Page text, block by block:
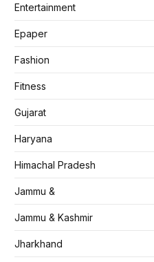
Entertainment
Epaper
Fashion
Fitness
Gujarat
Haryana
Himachal Pradesh
Jammu &
Jammu & Kashmir
Jharkhand